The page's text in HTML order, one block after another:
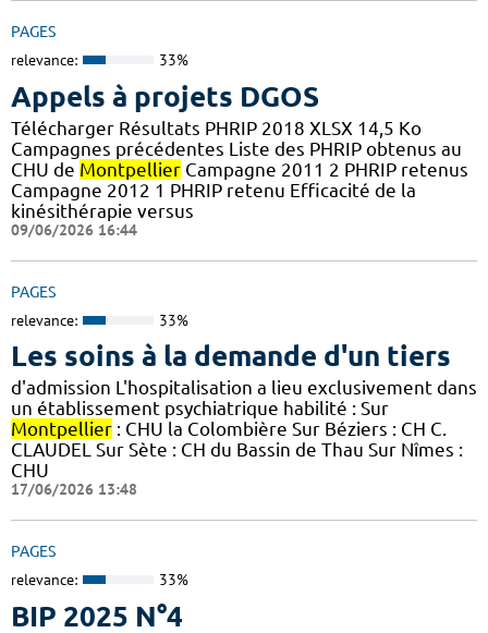
PAGES
relevance: 33%
Appels à projets DGOS
Télécharger Résultats PHRIP 2018 XLSX 14,5 Ko
Campagnes précédentes Liste des PHRIP obtenus au
CHU de Montpellier Campagne 2011 2 PHRIP retenus
Campagne 2012 1 PHRIP retenu Efficacité de la
kinésithérapie versus
09/06/2026 16:44
PAGES
relevance: 33%
Les soins à la demande d'un tiers
d'admission L'hospitalisation a lieu exclusivement dans
un établissement psychiatrique habilité : Sur
Montpellier : CHU la Colombière Sur Béziers : CH C.
CLAUDEL Sur Sète : CH du Bassin de Thau Sur Nîmes :
CHU
17/06/2026 13:48
PAGES
relevance: 33%
BIP 2025 N°4